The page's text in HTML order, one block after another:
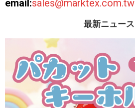
email:sales@marktex.com.tw
最新ニュース